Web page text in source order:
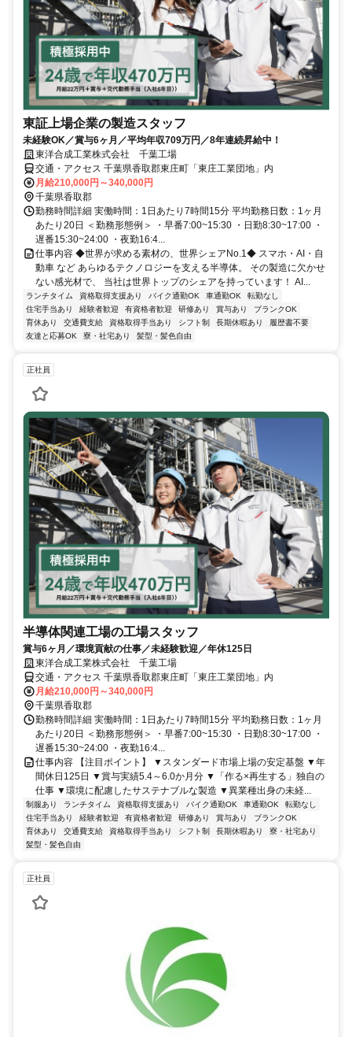
東証上場企業の製造スタッフ
未経験OK／賞与6ヶ月／平均年収709万円／8年連続昇給中！
東洋合成工業株式会社 千葉工場
交通・アクセス 千葉県香取郡東庄町「東庄工業団地」内
月給210,000円～340,000円
千葉県香取郡
勤務時間詳細 実働時間：1日あたり7時間15分 平均勤務日数：1ヶ月
あたり20日 ＜勤務形態例＞ ・早番7:00~15:30 ・日勤8:30~17:00 ・
遅番15:30~24:00 ・夜勤16:4...
仕事内容 ◆世界が求める素材の、世界シェアNo.1◆ スマホ・AI・自
動車 など あらゆるテクノロジーを支える半導体。 その製造に欠かせ
ない感光材で、 当社は世界トップのシェアを持っています！ AI...
ランチタイム 資格取得支援あり バイク通勤OK 車通勤OK
転勤なし
住宅手当あり
経験者歓迎 有資格者歓迎 研修あり 賞与あり
ブランクOK
育休あり
交通費支給 資格取得手当あり シフト制 長期休暇あり
履歴書不要
友達と応募OK
寮・社宅あり 髪型・髪色自由
正社員
半導体関連工場の工場スタッフ
賞与6ヶ月／環境貢献の仕事／未経験歓迎／年休125日
東洋合成工業株式会社 千葉工場
交通・アクセス 千葉県香取郡東庄町「東庄工業団地」内
月給210,000円～340,000円
千葉県香取郡
勤務時間詳細 実働時間：1日あたり7時間15分 平均勤務日数：1ヶ月
あたり20日 ＜勤務形態例＞ ・早番7:00~15:30 ・日勤8:30~17:00 ・
遅番15:30~24:00 ・夜勤16:4...
仕事内容 【注目ポイント】 ▼スタンダード市場上場の安定基盤 ▼年
間休日125日 ▼賞与実績5.4～6.0か月分 ▼「作る×再生する」独自の
仕事 ▼環境に配慮したサステナブルな製造 ▼異業種出身の未経...
制服あり ランチタイム 資格取得支援あり バイク通勤OK 車通勤OK
転勤なし
住宅手当あり
経験者歓迎 有資格者歓迎 研修あり 賞与あり
ブランクOK
育休あり
交通費支給 資格取得手当あり シフト制 長期休暇あり
寮・社宅あり
髪型・髪色自由
正社員